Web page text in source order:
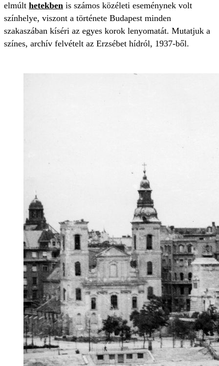
elmúlt hetekben is számos közéleti eseménynek volt
színhelye, viszont a története Budapest minden
szakaszában kíséri az egyes korok lenyomatát. Mutatjuk a
színes, archív felvételt az Erzsébet hídról, 1937-ből.